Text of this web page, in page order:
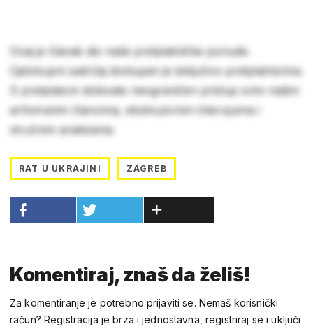
Ovaj je članak dio naše pretplatničke ponude.
Cjelokupni sadržaj dostupan je isključivo pretplatnicima.
S pretplatom dobivate neograničen pristup svim našim
arhiviranim člancima, ekskluzivnim intervjuima i
stručnim analizama.
RAT U UKRAJINI ZAGREB
Komentiraj, znaš da želiš!
Za komentiranje je potrebno prijaviti se. Nemaš korisnički
račun? Registracija je brza i jednostavna, registriraj se i uključi